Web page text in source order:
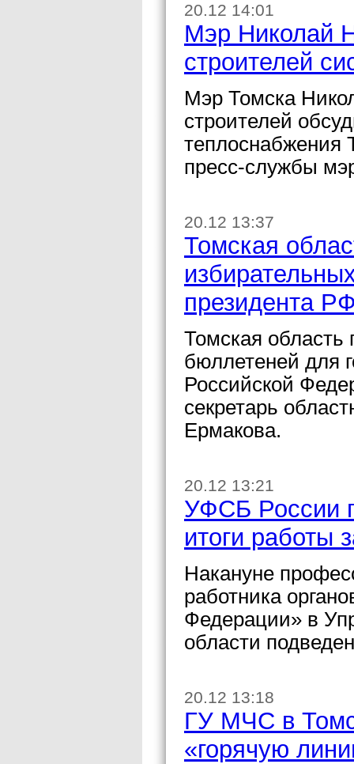
20.12 14:01
Мэр Николай
строителей
Мэр Томска
строителей
теплоснабжения
пресс-службы
20.12 13:37
Томская
президента
Томская область
бюллетеней для
Российской
секретарь
Ермакова.
20.12 13:21
УФСБ России
итоги работы
Накануне
работника
Федерации» в
области
20.12 13:18
ГУ МЧС в
«горячую